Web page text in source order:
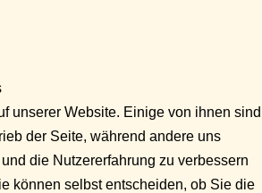
unserer Website. Einige von ihnen sind
der Seite, während andere uns
die Nutzererfahrung zu verbessern
können selbst entscheiden, ob Sie die